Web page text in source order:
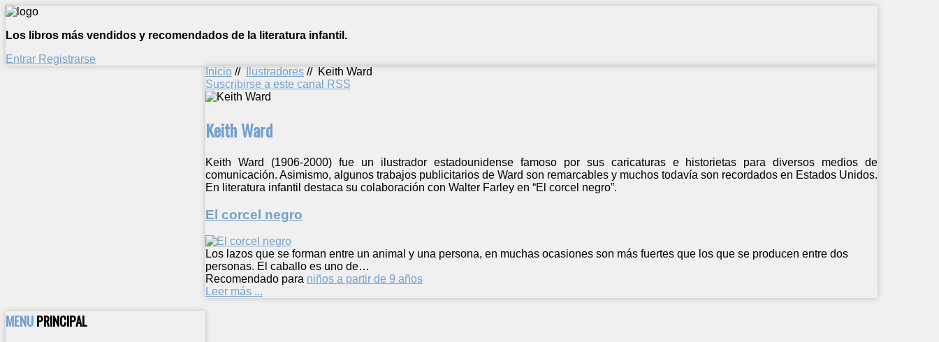
Los libros más vendidos y recomendados de la literatura infantil.
Entrar Registrarse
Inicio // Ilustradores // Keith Ward
Suscribirse a este canal RSS
Keith Ward
Keith Ward (1906-2000) fue un ilustrador estadounidense famoso por sus caricaturas e historietas para diversos medios de
comunicación. Asimismo, algunos trabajos publicitarios de Ward son remarcables y muchos todavía son recordados en Estados Unidos.
En literatura infantil destaca su colaboración con Walter Farley en “El corcel negro”.
El corcel negro
Los lazos que se forman entre un animal y una persona, en muchas ocasiones son más fuertes que los que se producen entre dos
personas. El caballo es uno de…
Recomendado para niños a partir de 9 años
Leer más ...
MENUPRINCIPAL